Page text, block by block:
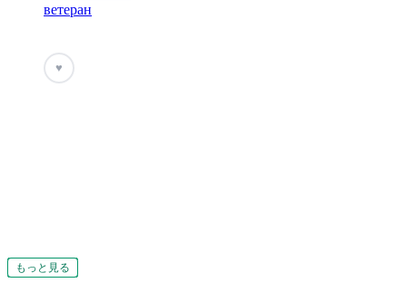
もっと見る
もっと見る
もっと見る
もっと見る
もっと見る
もっと見る
もっと見る
もっと見る
もっと見る
もっと見る
もっと見る
もっと見る
もっと見る
もっと見る
もっと見る
もっと見る
もっと見る
もっと見る
もっと見る
ветеран
♥